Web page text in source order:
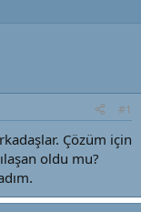
#1
Çözüm için
oldu mu?